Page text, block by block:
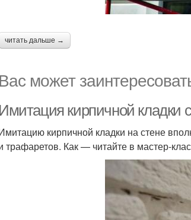
читать дальше →
Вас может
Имитация кирпичной кладки
кирпичной кладки на стене
трафаретов. Как — читайте в мастер-